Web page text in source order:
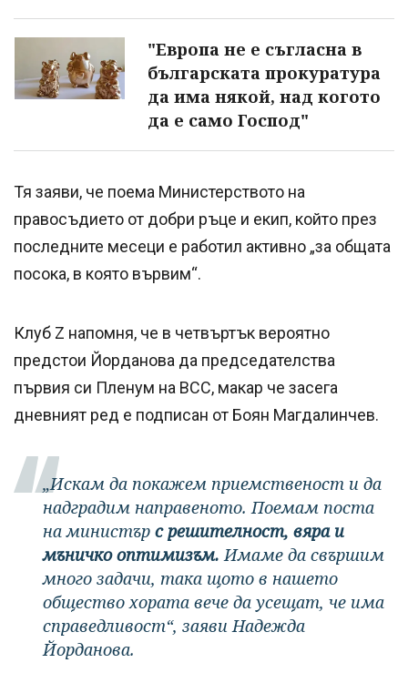
"Европа не е съгласна в
българската прокуратура
да има някой, над когото
да е само Господ"
Тя заяви, че поема Министерството на
правосъдието от добри ръце и екип, който през
последните месеци е работил активно „за общата
посока, в която вървим“.
Клуб Z напомня, че в четвъртък вероятно
предстои Йорданова да председателства
първия си Пленум на ВСС, макар че засега
дневният ред е подписан от Боян Магдалинчев.
„Искам да покажем приемственост и да
надградим направеното. Поемам поста
на министър с решителност, вяра и
мъничко оптимизъм. Имаме да свършим
много задачи, така щото в нашето
общество хората вече да усещат, че има
справедливост“, заяви Надежда
Йорданова.